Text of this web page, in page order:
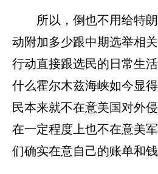
所以，倒也不用给特
动附加多少跟中期选举相
行动直接跟选民的日常生
什么霍尔木兹海峡如今显
民本来就不在意美国对外
在一定程度上也不在意美
们确实在意自己的账单和钱